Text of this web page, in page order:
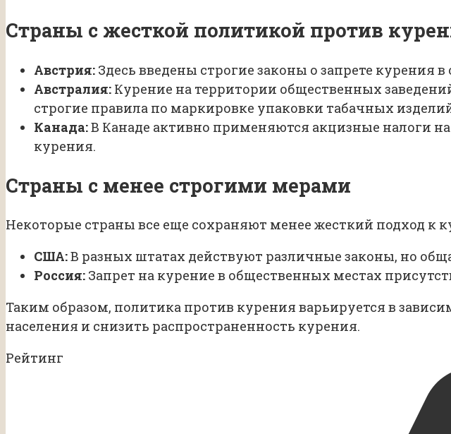
Страны с жесткой политикой против
Австрия: Здесь введены строгие законы о запрете
Австралия: Курение на территории общественных
строгие правила по маркировке упаковки табачных
Канада:В Канаде активно применяются акцизные налоги
курения.
Страны с менее строгими мерами
Некоторые страны все еще сохраняют менее жесткий подход к
США:В разных штатах действуют различные законы, но
Россия: Запрет на курение в общественных местах
Таким образом, политика против курения варьируется в
населения и снизить распространенность курения.
Рейтинг